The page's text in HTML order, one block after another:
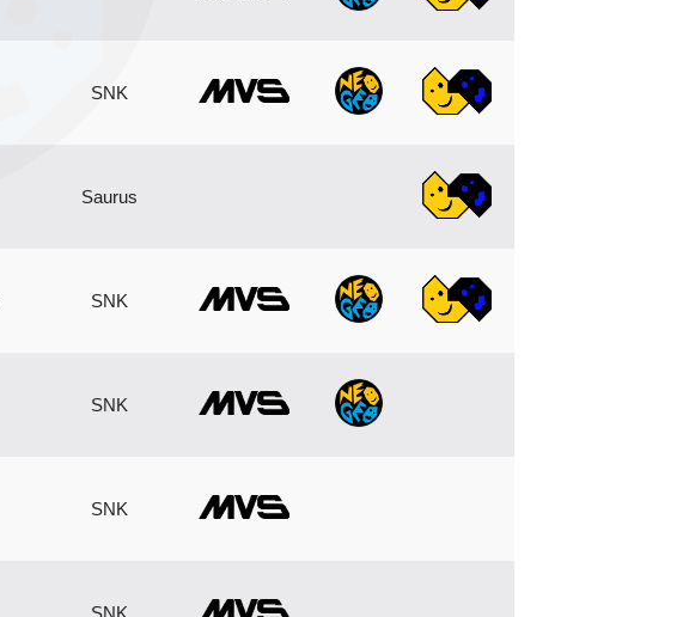
SNK
Saurus
SNK
SNK
SNK
SNK